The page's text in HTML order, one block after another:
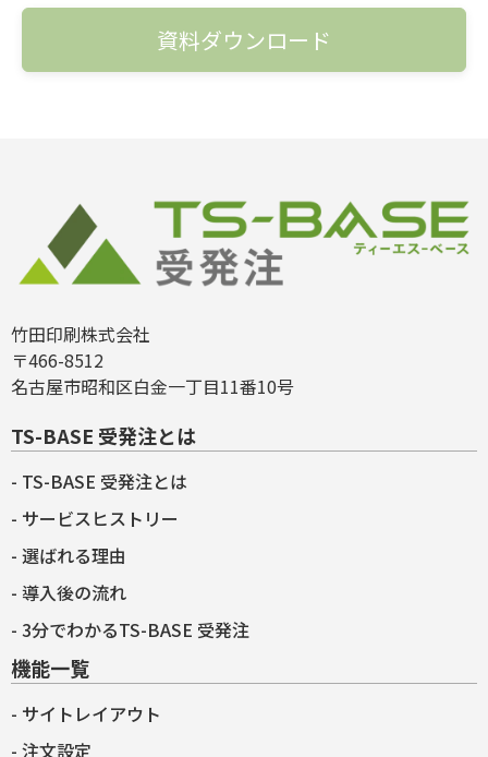
竹田印刷株式会社
〒466-8512
名古屋市昭和区白金一丁目11番10号
TS-BASE 受発注とは
TS-BASE 受発注とは
サービスヒストリー
選ばれる理由
導入後の流れ
3分でわかるTS-BASE 受発注
機能一覧
サイトレイアウト
注文設定